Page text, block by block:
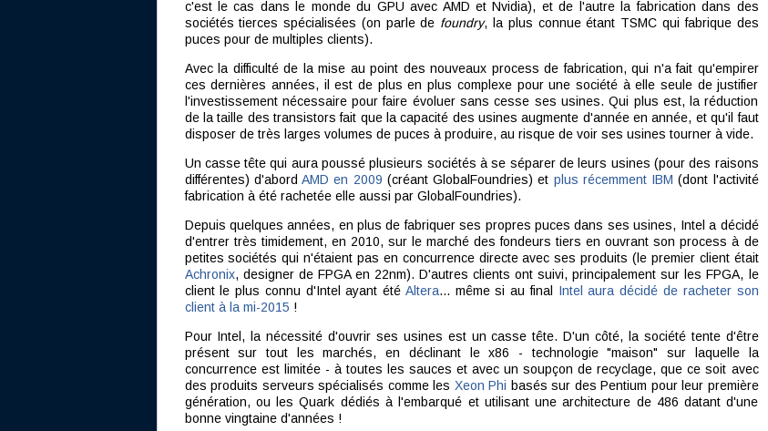
c'est le cas dans le monde du GPU avec AMD et Nvidia), et de l'autre la fabrication dans des
sociétés tierces spécialisées (on parle de foundry, la plus connue étant TSMC qui fabrique des
puces pour de multiples clients).
Avec la difficulté de la mise au point des nouveaux process de fabrication, qui n'a fait qu'empirer
ces dernières années, il est de plus en plus complexe pour une société à elle seule de justifier
l'investissement nécessaire pour faire évoluer sans cesse ses usines. Qui plus est, la réduction
de la taille des transistors fait que la capacité des usines augmente d'année en année, et qu'il faut
disposer de très larges volumes de puces à produire, au risque de voir ses usines tourner à vide.
Un casse tête qui aura poussé plusieurs sociétés à se séparer de leurs usines (pour des raisons
différentes) d'abord AMD en 2009 (créant GlobalFoundries) et plus récemment IBM (dont l'activité
fabrication à été rachetée elle aussi par GlobalFoundries).
Depuis quelques années, en plus de fabriquer ses propres puces dans ses usines, Intel a décidé
d'entrer très timidement, en 2010, sur le marché des fondeurs tiers en ouvrant son process à de
petites sociétés qui n'étaient pas en concurrence directe avec ses produits (le premier client était
Achronix, designer de FPGA en 22nm). D'autres clients ont suivi, principalement sur les FPGA, le
client le plus connu d'Intel ayant été Altera... même si au final Intel aura décidé de racheter son
client à la mi-2015 !
Pour Intel, la nécessité d'ouvrir ses usines est un casse tête. D'un côté, la société tente d'être
présent sur tout les marchés, en déclinant le x86 - technologie "maison" sur laquelle la
concurrence est limitée - à toutes les sauces et avec un soupçon de recyclage, que ce soit avec
des produits serveurs spécialisés comme les Xeon Phi basés sur des Pentium pour leur première
génération, ou les Quark dédiés à l'embarqué et utilisant une architecture de 486 datant d'une
bonne vingtaine d'années !